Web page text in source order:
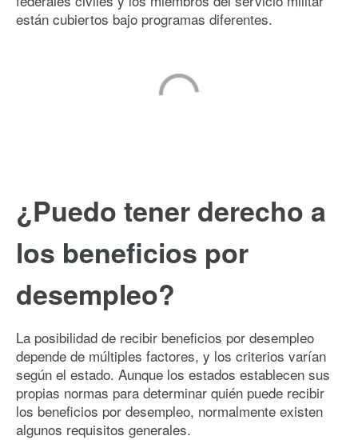
están cubiertos bajo programas diferentes.
¿Puedo tener derecho a
los beneficios por
desempleo?
La posibilidad de recibir beneficios por desempleo
depende de múltiples factores, y los criterios varían
según el estado. Aunque los estados establecen sus
propias normas para determinar quién puede recibir
los beneficios por desempleo, normalmente existen
algunos requisitos generales.